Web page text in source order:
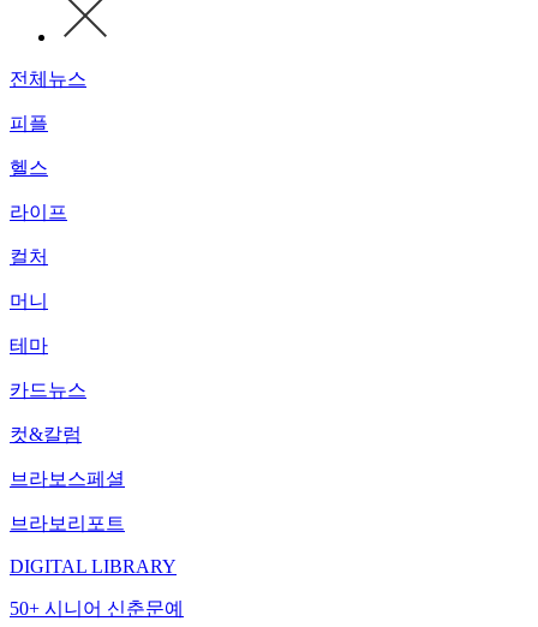
전체뉴스
피플
헬스
라이프
컬처
머니
테마
카드뉴스
컷&칼럼
브라보스페셜
브라보리포트
DIGITAL LIBRARY
50+ 시니어 신춘문예